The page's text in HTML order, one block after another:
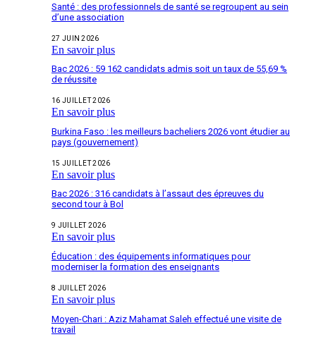
Santé : des professionnels de santé se regroupent au sein
d’une association
27 JUIN 2026
En savoir plus
Bac 2026 : 59 162 candidats admis soit un taux de 55,69 %
de réussite
16 JUILLET 2026
En savoir plus
Burkina Faso : les meilleurs bacheliers 2026 vont étudier au
pays (gouvernement)
15 JUILLET 2026
En savoir plus
Bac 2026 : 316 candidats à l’assaut des épreuves du
second tour à Bol
9 JUILLET 2026
En savoir plus
Éducation : des équipements informatiques pour
moderniser la formation des enseignants
8 JUILLET 2026
En savoir plus
Moyen-Chari : Aziz Mahamat Saleh effectué une visite de
travail